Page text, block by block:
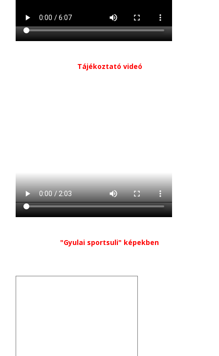
Tájékoztató videó
"Gyulai sportsuli" képekben